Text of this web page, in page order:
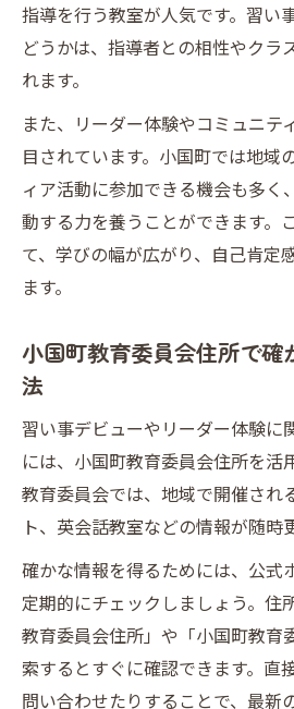
指導を行う教室が人気です。習い
どうかは、指導者との相性やクラ
れます。
また、リーダー体験やコミュニテ
目されています。小国町では地域
ィア活動に参加できる機会も多く
動する力を養うことができます。
て、学びの幅が広がり、自己肯定
ます。
小国町教育委員会住所で確
法
習い事デビューやリーダー体験に
には、小国町教育委員会住所を活
教育委員会では、地域で開催され
ト、英会話教室などの情報が随時
確かな情報を得るためには、公式
定期的にチェックしましょう。住
教育委員会住所」や「小国町教育
索するとすぐに確認できます。直
問い合わせたりすることで、最新